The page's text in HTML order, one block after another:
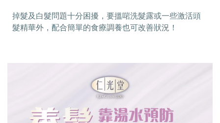
掉髮及白髮問題十分困擾，要搵啱洗髮露或一些激活頭
髮精華外，配合簡單的食療調養也可改善狀況！